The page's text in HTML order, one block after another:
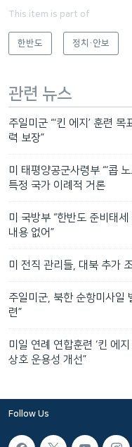
This item is part of
한반도 정치·안보
관련 뉴스
주일미군 “‘킨 에지’ 훈련
력 보장”
미 태평양공군사령부 “‘콥
특정 국가 이례적 거론
미 국방부 “한반도 준비태
내용 없어”
미 전직 관리들, 대북 추가
주일미군, 북한 순항미사일
련”
미일 연례 연합훈련 ‘킨 에
상호 운용성 개선”
Follow Us